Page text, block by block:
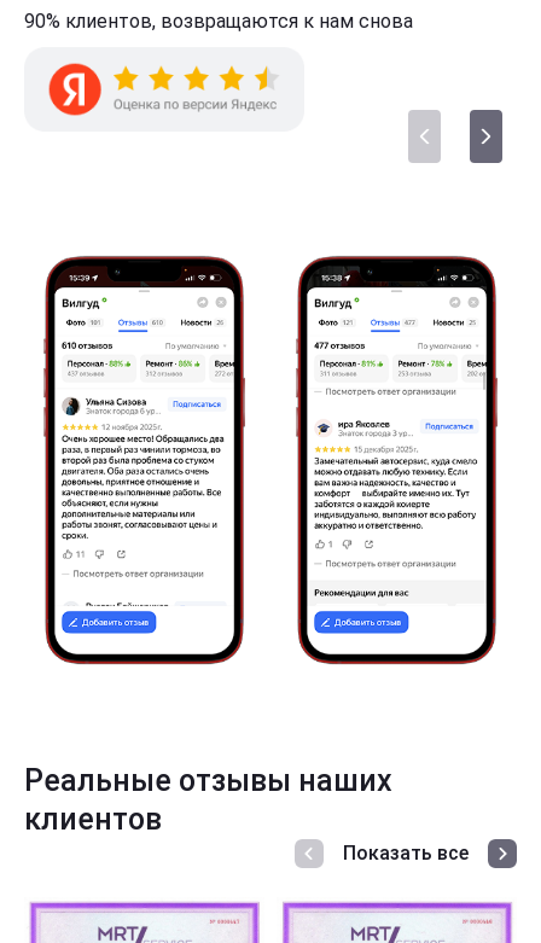
90% клиентов, возвращаются к нам снова
Реальные отзывы наших
клиентов
Показать все